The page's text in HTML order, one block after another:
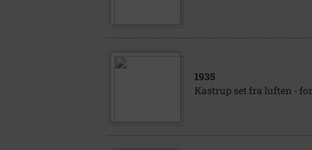
1935
Kastrup set fra luften -